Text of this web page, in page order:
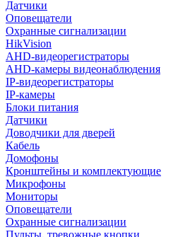
Датчики
Оповещатели
Охранные сигнализации
HikVision
AHD-видеорегистраторы
AHD-камеры видеонаблюдения
IP-видеорегистраторы
IP-камеры
Блоки питания
Датчики
Доводчики для дверей
Кабель
Домофоны
Кронштейны и комплектующие
Микрофоны
Мониторы
Оповещатели
Охранные сигнализации
Пульты, тревожные кнопки